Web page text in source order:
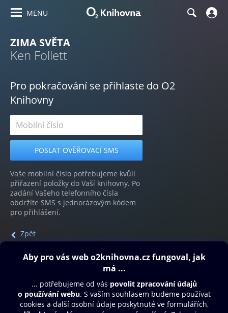
MENU
ZIMA SVĚTA
Ken Follett
Pro pokračování se přihlaste do O2
Knihovny
Vaše mobilní číslo potřebujeme kvůli
přiřazení položky do Vaší knihovny. Po
zadání Vašeho telefonního čísla
obdržíte SMS s jednorázovým kódem
pro přihlášení.
Zpět
Obsah ke stažení
Moje O2 Knihovna